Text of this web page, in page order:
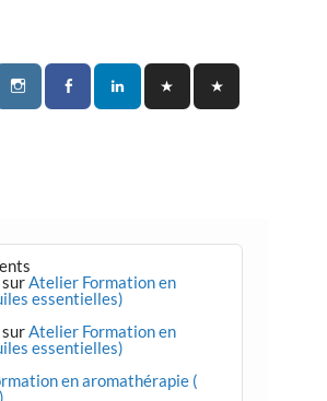
surAtelier Formation en
essentielles)
surAtelier Formation en
essentielles)
en aromathérapie (